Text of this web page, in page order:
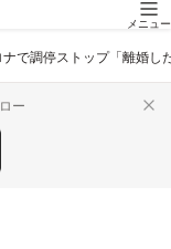
メニュー
ナで調停ストップ「離婚
ー